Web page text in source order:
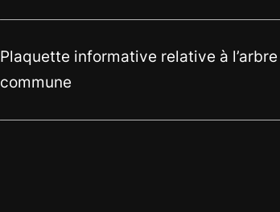
Plaquette informative relative à
commune